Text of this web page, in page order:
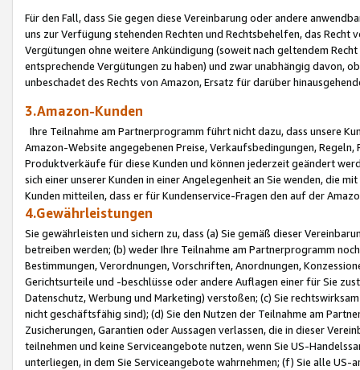
Für den Fall, dass Sie gegen diese Vereinbarung oder andere
uns zur Verfügung stehenden Rechten und Rechtsbehelfen, das
Vergütungen ohne weitere Ankündigung (soweit nach geltendem
entsprechende Vergütungen zu haben) und zwar unabhängig davon,
unbeschadet des Rechts von Amazon, Ersatz für darüber
3.Amazon-Kunden
Ihre Teilnahme am Partnerprogramm führt nicht dazu, dass unsere
Amazon-Website angegebenen Preise, Verkaufsbedingungen,
Produktverkäufe für diese Kunden und können jederzeit geändert
sich einer unserer Kunden in einer Angelegenheit an Sie wenden, die
Kunden mitteilen, dass er für Kundenservice-Fragen den auf der
4.Gewährleistungen
Sie gewährleisten und sichern zu, dass (a) Sie gemäß dieser
betreiben werden; (b) weder Ihre Teilnahme am Partnerprogramm
Bestimmungen, Verordnungen, Vorschriften, Anordnungen,
Gerichtsurteile und -beschlüsse oder andere Auflagen einer für Sie
Datenschutz, Werbung und Marketing) verstoßen; (c) Sie
nicht geschäftsfähig sind); (d) Sie den Nutzen der Teilnahme am
Zusicherungen, Garantien oder Aussagen verlassen, die in dieser
teilnehmen und keine Serviceangebote nutzen, wenn Sie US-
unterliegen, in dem Sie Serviceangebote wahrnehmen; (f) Sie alle